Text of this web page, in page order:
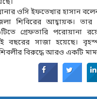
ওসি ইফতেখার হাসান
শিবিরের আহ্বায়ক। তার
গ্রেফতারি পরোয়ানা
বছরের সাজা হয়েছে।
বিরুদ্ধে আরও একটি